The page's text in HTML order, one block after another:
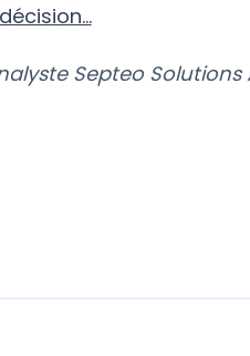
Septeo Solutions